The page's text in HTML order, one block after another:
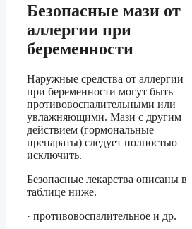
Безопасные мази от
аллергии при
беременности
Наружные средства от аллергии
при беременности могут быть
противовоспалительными или
увлажняющими. Мази с другим
действием (гормональные
препараты) следует полностью
исключить.
Безопасные лекарства описаны в
таблице ниже.
· противовоспалительное и др.